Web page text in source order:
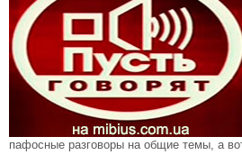
пафосные разговоры на общие темы, а